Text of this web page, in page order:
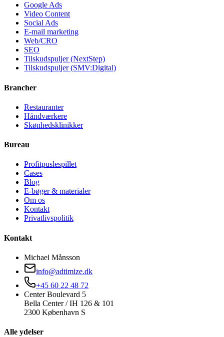
Google Ads
Video Content
Social Ads
E-mail marketing
Web/CRO
SEO
Tilskudspuljer (NextStep)
Tilskudspuljer (SMV:Digital)
Brancher
Restauranter
Håndværkere
Skønhedsklinikker
Bureau
Profitpuslespillet
Cases
Blog
E-bøger & materialer
Om os
Kontakt
Privatlivspolitik
Kontakt
Michael Månsson
info@adtimize.dk
+45 60 22 48 72
Center Boulevard 5
Bella Center / IH 126 & 101
2300 København S
Alle ydelser